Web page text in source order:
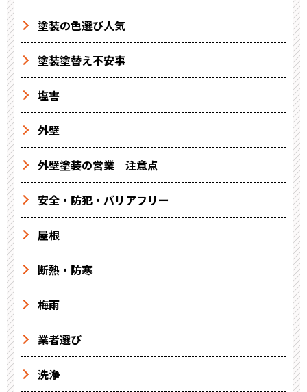
塗装の色選び人気
塗装塗替え不安事
塩害
外壁
外壁塗装の営業 注意点
安全・防犯・バリアフリー
屋根
断熱・防寒
梅雨
業者選び
洗浄